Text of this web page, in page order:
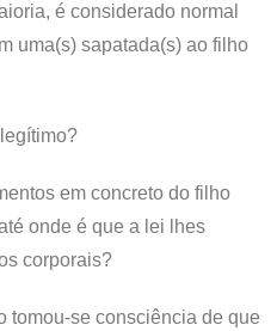
é considerado normal
uma(s) sapatada(s) ao filho
em concreto do filho
onde é que a lei lhes
corporais?
tomou-se consciência de que